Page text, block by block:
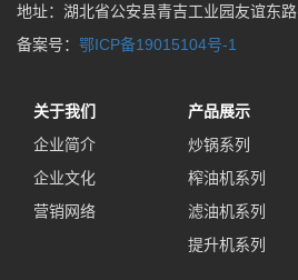
地址：湖北省公安县青吉工业园友谊东路
备案号： 鄂ICP备19015104号-1
关于我们
企业简介
企业文化
营销网络
产品展示
炒锅系列
榨油机系列
滤油机系列
提升机系列